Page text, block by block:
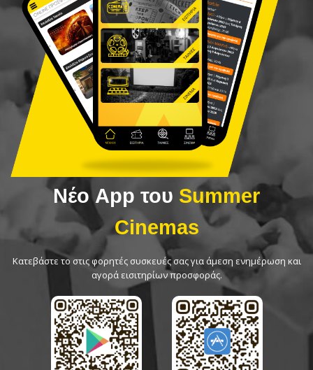
Νέο App του Summer
Cinemas
Κατεβάστε το στις φορητές συσκευές σας για άμεση ενημέρωση και
αγορά εισιτηρίων προσφοράς.